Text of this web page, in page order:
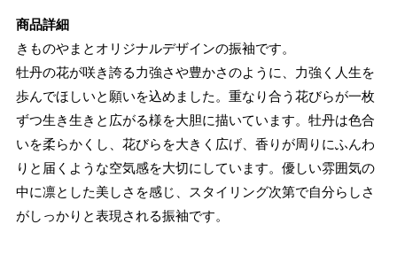
商品詳細
きものやまとオリジナルデザインの振袖です。
牡丹の花が咲き誇る力強さや豊かさのように、力強く人生を
歩んでほしいと願いを込めました。重なり合う花びらが一枚
ずつ生き生きと広がる様を大胆に描いています。牡丹は色合
いを柔らかくし、花びらを大きく広げ、香りが周りにふんわ
りと届くような空気感を大切にしています。優しい雰囲気の
中に凛とした美しさを感じ、スタイリング次第で自分らしさ
がしっかりと表現される振袖です。